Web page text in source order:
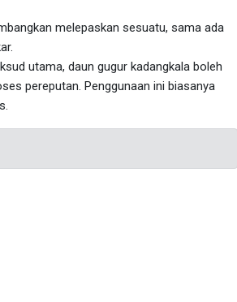
melepaskan sesuatu, sama ada
utama, daun gugur kadangkala boleh
pereputan. Penggunaan ini biasanya